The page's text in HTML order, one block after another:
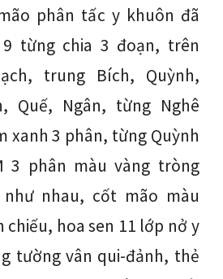
phân tấc y khuôn đã
từng chia 3 đoạn, trên
trung Bích, Quỳnh,
Quế, Ngân, từng Nghê
xanh 3 phân, từng Quỳnh
3 phân màu vàng tròng
nhau, cốt mão màu
chiếu, hoa sen 11 lớp nở y
tường vân qui-đảnh, thẻ